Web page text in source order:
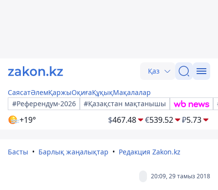
Қаз
СаясатӘлемҚаржыОқиғаҚұқықМақалалар
#Референдум-2026
#Қазақстан мақтанышы
+19° $467.48 €539.52 ₽5.73
Басты Барлық жаңалықтар Редакция Zakon.kz
20:09, 29 тамыз 2018